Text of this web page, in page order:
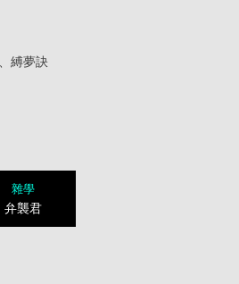
縛夢訣
雜學
弁襲君